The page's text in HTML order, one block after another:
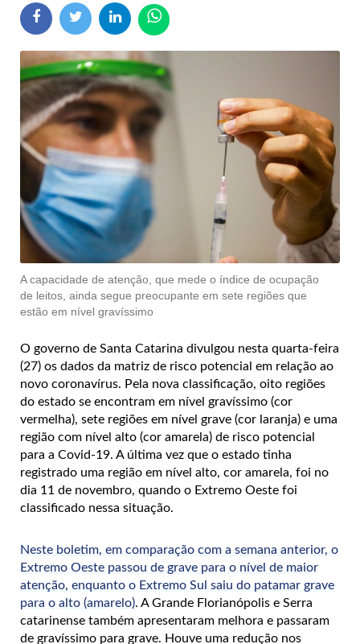
A capacidade de atenção, que mede o índice de ocupação
de leitos, ainda segue preocupante em sete regiões que
estão em nível gravíssimo
O governo de Santa Catarina divulgou nesta quarta-feira
(27) os dados da matriz de risco potencial em relação ao
novo coronavírus. Pela nova classificação, oito regiões
do estado se encontram em nível gravíssimo (cor
vermelha), sete regiões em nível grave (cor laranja) e uma
região com nível alto (cor amarela) de risco potencial
para a Covid-19. A última vez que o estado tinha
registrado uma região em nível alto, cor amarela, foi no
dia 11 de novembro, quando o Extremo Oeste foi
classificado nessa situação.
Neste boletim, em comparação com a semana anterior, o
Extremo Oeste passou de grave para o nível de maior
atenção, enquanto o Extremo Sul saiu do patamar grave
para o alto (amarelo). A Grande Florianópolis e Serra
catarinense também apresentaram melhora e passaram
de gravíssimo para grave. Houve uma redução nos